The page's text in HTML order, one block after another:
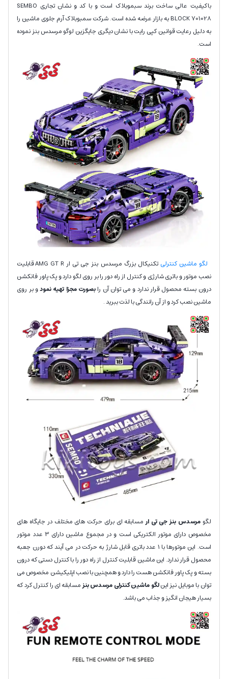
باکیفیت عالی ساخت برند سبموبلاک است و با کد و نشان تجاری SEMBO
BLOCK 701028 به بازار عرضه شده است. شرکت سمبوبلاک آرم جلوی ماشین را
به دلیل رعایت قوانین کپی رایت با نشان دیگری جایگزین لوگو مرسدس بنز نموده
است.
لگو ماشین کنترلی
تکنیکال بزرگ مرسدس بنز جی تی ار AMG GT R قابلیت
نصب موتور و باتری شارژی و کنترل از راه دور را بر روی لگو دارد و پک پاور فانکشن
درون بسته محصول قرار ندارد و می توان آن رابصورت مجزا تهیه نمودو بر روی
ماشین نصب کرد و از آن رانندگی با لذت ببرید .
لگومرسدس بنز جی تی ارمسابقه ای برای حرکت های مختلف در جایگاه های
مخصوص دارای موتور الکتریکی است و در مجموع ماشین دارای 3 عدد موتور
است. این موتورها با 1 عدد باتری قابل شارژ به حرکت در می آیند که دورن جعبه
محصول قرار ندارد. این ماشین قابلیت کنترل از راه دور را با کنترل دستی که درون
بسته و پک پاور فانکشن هست را دارد و همچنین با نصب اپلیکیشن مخصوص می
توان با موبایل نیز اینلگوماشین کنترلی مرسدس بنزمسابقه ای را کنترل کرد که
بسیار هیجان انگیز و جذاب می باشد.